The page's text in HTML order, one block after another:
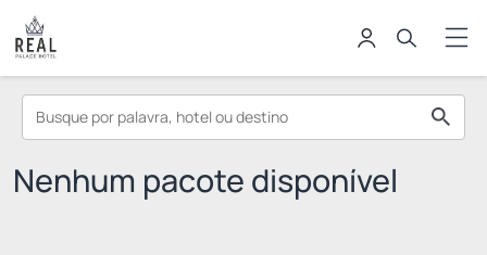
Nenhum pacote disponível